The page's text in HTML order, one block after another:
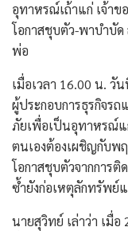
อุทาหรณ์เถ้าแก่ เจ้าข
โอกาสชุบตัว-พาบำบั
พ่อ
เมื่อเวลา 16.00 น.
ผู้ประกอบการธุรกิจรถ
ภัยเพื่อเป็นอุทาหรณ์แ
ตนเองต้องเผชิญกับพ
โอกาสชุบตัวจากการ
ซ้ำยังก่อเหตุลักทรัพย์
นายสุวิทย์ เล่าว่า เมื่